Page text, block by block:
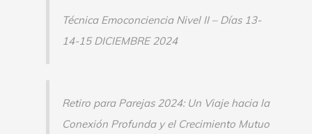
Técnica Emoconciencia Nivel II – Días 13-
14-15 DICIEMBRE 2024
Retiro para Parejas 2024: Un Viaje hacia la
Conexión Profunda y el Crecimiento Mutuo